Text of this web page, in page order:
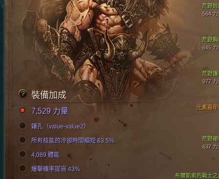
荒野胸
645 力
荒野護
977 力
荒野肩
564 力
荒野裙
637 力
布爾凱索的戰士之
元素嘉年
裝備加成
7,529 力量
鑲孔（value-value2）
所有技能的冷卻時間縮短 63.5%
4,089 體能
爆擊機率提高 43%